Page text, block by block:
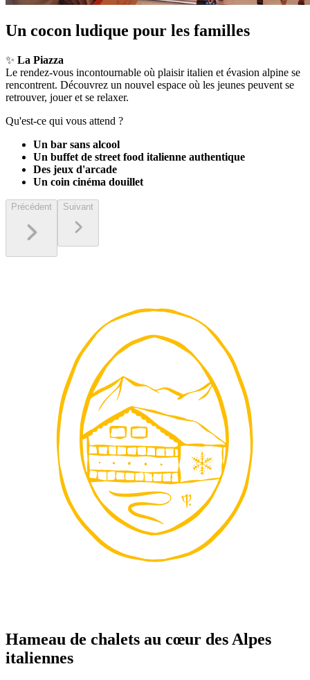
Un cocon ludique pour les familles
✨ La Piazza
Le rendez-vous incontournable où plaisir italien et évasion alpine se
rencontrent. Découvrez un nouvel espace où les jeunes peuvent se
retrouver, jouer et se relaxer.
Qu'est-ce qui vous attend ?
Un bar sans alcool
Un buffet de street food italienne authentique
Des jeux d'arcade
Un coin cinéma douillet
Précédent Suivant
Hameau de chalets au cœur des Alpes
italiennes